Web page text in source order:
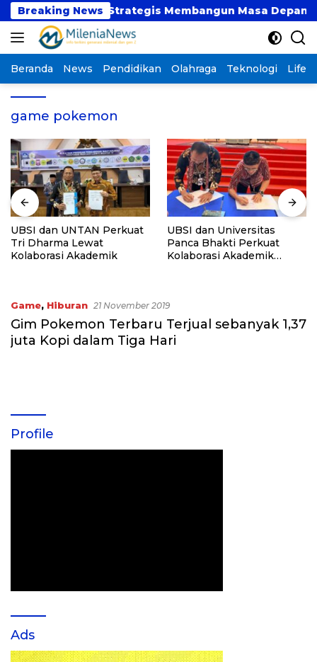
Langsung
ke
konten
Breaking News
atau Langkah Strategis Membangun Masa Depan?
Beranda News Pendidikan Olahraga Teknologi
game pokemon
UBSI dan UNTAN Perkuat
Tri Dharma Lewat
Kolaborasi Akademik
UBSI dan Universitas
Panca Bhakti Perkuat
Kolaborasi Akademik
Game, Hiburan 21 November 2019
Gim Pokemon Terbaru Terjual sebanyak 1,37
juta Kopi dalam Tiga Hari
Profile
Ads